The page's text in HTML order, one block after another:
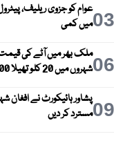
03عوام کو جزوی ریلیف،
میں کمی
06ملک بھر میں آٹے کی
شہروں میں 20 کلو تھیلا 100 روپے تک مہنگا
09پشاور ہائیکورٹ نے افغان
مسترد کر دیں